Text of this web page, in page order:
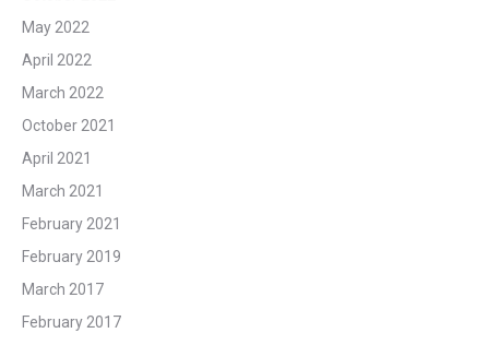
May 2022
April 2022
March 2022
October 2021
April 2021
March 2021
February 2021
February 2019
March 2017
February 2017